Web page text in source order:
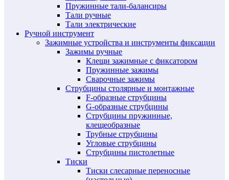
Пружинные тали-балансиры
Тали ручные
Тали электрические
Ручной инструмент
Зажимные устройства и инструменты фиксации
Зажимы ручные
Клещи зажимные с фиксатором
Пружинные зажимы
Сварочные зажимы
Струбцины столярные и монтажные
F-образные струбцины
G-образные струбцины
Струбцины пружинные,
клещеобразные
Трубные струбцины
Угловые струбцины
Струбцины пистолетные
Тиски
Тиски слесарные переносные